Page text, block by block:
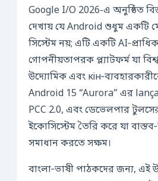
Google I/O 2026-এ অনুষ্ঠিত
দেখায় যে Android শুধুম একটি
সিস্টেম নয়; এটি একটি AI‑প্রাধিকורת, ফ্লেক্সিবল, এবং
গোপনীয়তাপরক প্ল্যাটফর্ম যা
উদ্যোমিক এবং
Android 15 “Aurora” এর
PCC 2.0, এবং ডেভেলপার
ইকোসিস্টেম তৈরি করে যা
সমাধান করতে সক্ষম।
বাংলা‑ভাষী পাঠকদের জন্য, এই